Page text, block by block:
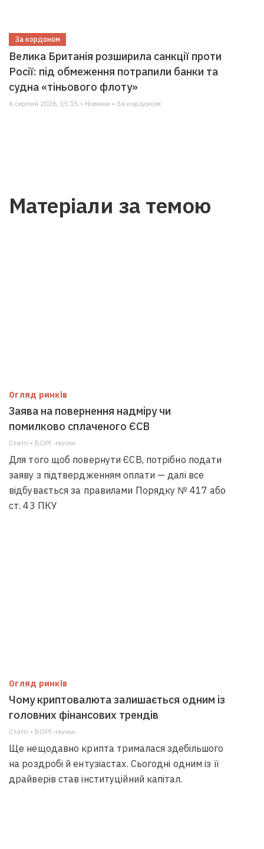
За кордоном
Велика Британія розширила санкції проти
Росії: під обмеження потрапили банки та
судна «тіньового флоту»
6 серпня 2026, 15:15 • Новини • За кордоном
Матеріали за темою
Огляд ринків
Заява на повернення надміру чи
помилково сплаченого ЄСВ
Статті • БОРГ-review
Для того щоб повернути ЄСВ, потрібно подати
заяву з підтвердженням оплати — далі все
відбувається за правилами Порядку № 417 або
ст. 43 ПКУ
Огляд ринків
Чому криптовалюта залишається одним із
головних фінансових трендів
Статті • БОРГ-review
Ще нещодавно крипта трималася здебільшого
на роздробі й ентузіастах. Сьогодні одним із її
драйверів став інституційний капітал.